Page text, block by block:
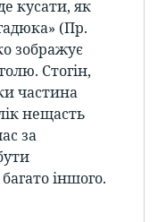
кусати, як
(Пр.
зображує
Стогін,
частина
нещасть
за
іншого.